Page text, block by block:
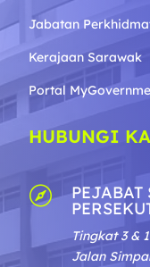
Jabatan
Kerajaan Sarawak
Portal
HUBUNGI
 PEJABAT
Tingkat 3 &
Jalan